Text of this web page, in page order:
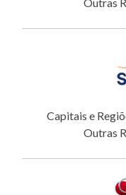
Capitais e
Outras